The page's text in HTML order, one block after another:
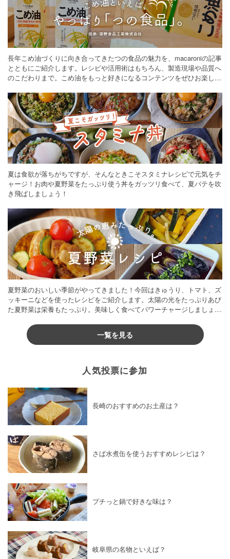
長年こめ油づくりに向き合ってきたつの食品の魅力を、macaroniの記事
とともにご紹介します。レシピや活用術はもちろん、製造現場や品質へ
のこだわりまで。こめ油をもっと好きになるコンテンツをぜひお楽しみ
夏は食欲が落ちがちですが、そんなときこそスタミナレシピで元気をチ
ャージ！お肉や夏野菜をたっぷり使う丼をガッツリ食べて、夏バテを吹
き飛ばしましょう！
夏野菜のおいしい季節がやってきました！今回はきゅうり、トマト、ズ
ッキーニなどを使ったレシピをご紹介します。太陽の光をたっぷりあび
た夏野菜は栄養もたっぷり。美味しく食べてパワーチャージしましょう
一覧を見る
人気投票に参加
長崎のおすすめのお土産は？
さば水煮缶を使うおすすめレシピは？
プチっと鍋で好きな味は？
岐阜県の名物といえば？